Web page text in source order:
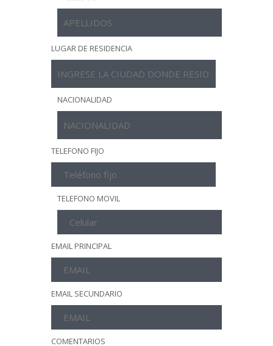
LUGAR DE RESIDENCIA
NACIONALIDAD
TELEFONO FIJO
TELEFONO MOVIL
EMAIL PRINCIPAL
EMAIL SECUNDARIO
COMENTARIOS